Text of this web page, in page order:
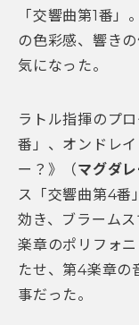
「交響曲第1番
の色彩感、響き
気になった。
ラトル指揮のプ
番」、オンドレ
ー？》（マグダ
ス「交響曲第4番
効き、ブラーム
楽章のポリフォ
たせ、第4楽章の
事だった。